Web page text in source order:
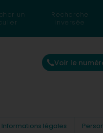
un
Recherche
inversée
Voir le
Informations légales